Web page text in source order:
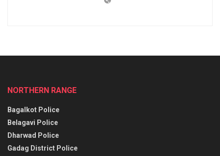
NORTHERN RANGE
Bagalkot Police
Belagavi Police
Dharwad Police
Gadag District Police